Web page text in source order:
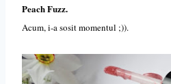
Peach Fuzz.
Acum, i-a sosit momentul ;)).